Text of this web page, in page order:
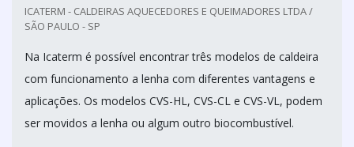
ICATERM - CALDEIRAS AQUECEDORES E QUEIMADORES LTDA /
SÃO PAULO - SP
Na Icaterm é possível encontrar três modelos de caldeira
com funcionamento a lenha com diferentes vantagens e
aplicações. Os modelos CVS-HL, CVS-CL e CVS-VL, podem
ser movidos a lenha ou algum outro biocombustível.